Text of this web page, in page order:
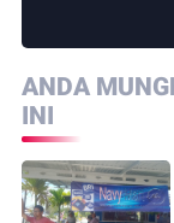
ANDA
INI